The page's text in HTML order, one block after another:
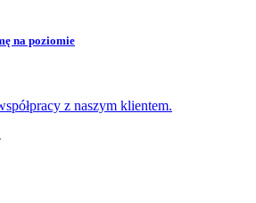
na poziomie
z naszym klientem.